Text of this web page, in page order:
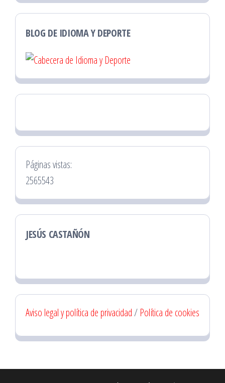
BLOG DE IDIOMA Y DEPORTE
Páginas vistas:
2565543
JESÚS CASTAÑÓN
Aviso legal y política de privacidad/ Política de cookies